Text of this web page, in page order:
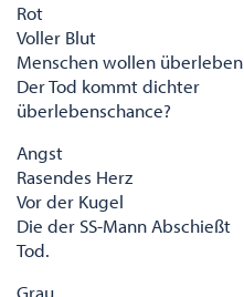
Rot
Voller Blut
Menschen wollen überleben
Der Tod kommt dichter
überlebenschance?
Angst
Rasendes Herz
Vor der Kugel
Die der SS-Mann Abschießt
Tod.
Grau